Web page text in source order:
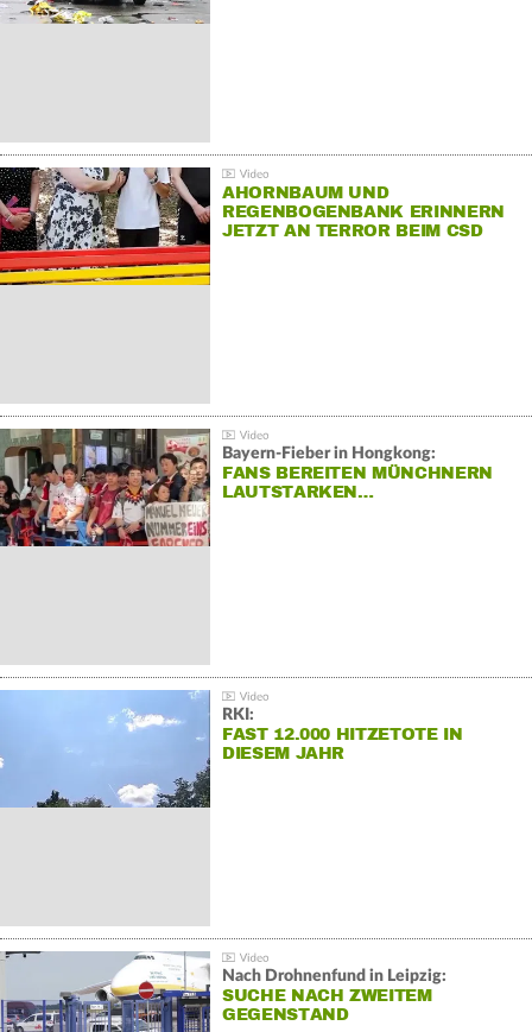
AHORNBAUM UND
REGENBOGENBANK ERINNERN
JETZT AN TERROR BEIM CSD
Bayern-Fieber in Hongkong:
FANS BEREITEN MÜNCHNERN
LAUTSTARKEN…
RKI:
FAST 12.000 HITZETOTE IN
DIESEM JAHR
Nach Drohnenfund in Leipzig:
SUCHE NACH ZWEITEM
GEGENSTAND